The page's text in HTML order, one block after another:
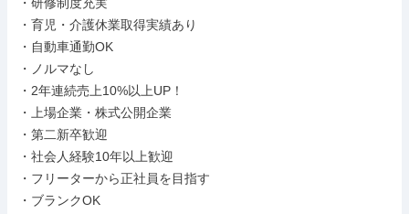
・育児・介護休業取得実績あり
・自動車通勤OK
・ノルマなし
・2年連続売上10%以上UP！
・上場企業・株式公開企業
・第二新卒歓迎
・社会人経験10年以上歓迎
・フリーターから正社員を目指す
・ブランクOK